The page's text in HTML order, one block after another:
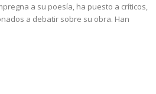
a su poesía, ha puesto a críticos,
a debatir sobre su obra. Han